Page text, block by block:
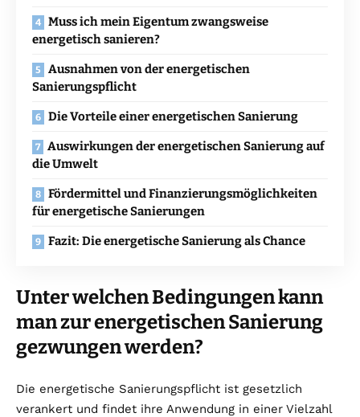
Muss ich mein Eigentum zwangsweise
energetisch sanieren?
Ausnahmen von der energetischen
Sanierungspflicht
Die Vorteile einer energetischen Sanierung
Auswirkungen der energetischen Sanierung auf
die Umwelt
Fördermittel und Finanzierungsmöglichkeiten
für energetische Sanierungen
Fazit: Die energetische Sanierung als Chance
Unter welchen Bedingungen kann
man zur energetischen Sanierung
gezwungen werden?
Die energetische Sanierungspflicht ist gesetzlich
verankert und findet ihre Anwendung in einer Vielzahl